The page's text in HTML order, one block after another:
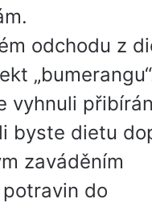
odchodu z
vyhnuli
byste dietu
zaváděním
do